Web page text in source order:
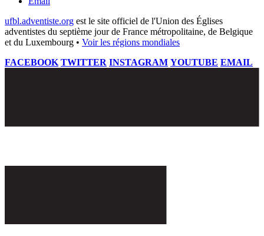
ufbl.adventiste.org est le site officiel de l'Union des Églises
adventistes du septième jour de France métropolitaine, de Belgique
et du Luxembourg • Voir les régions mondiales
FACEBOOK TWITTER INSTAGRAM YOUTUBE EMAIL